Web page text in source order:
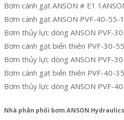
Bơm cánh gạt ANSON # E1
Bơm cánh gạt ANSON PVF-40-55-
Bơm thủy lực dòng ANSON PVF-
Bơm cánh gạt biến thiên PVF-30-
Bơm thủy lực dòng ANSON PVF-
Bơm cánh gạt biến thiên PVF-40-
Bơm thủy lực dòng ANSON PVF-
Nhà phân phối bơm ANSON